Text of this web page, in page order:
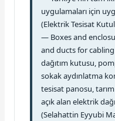
uygulamaları için
(Elektrik Tesisat
— Boxes and
and ducts for
dağıtım kutusu,
sokak aydınlatma
tesisat panosu,
açık alan elektrik
(Selahattin Eyyubi